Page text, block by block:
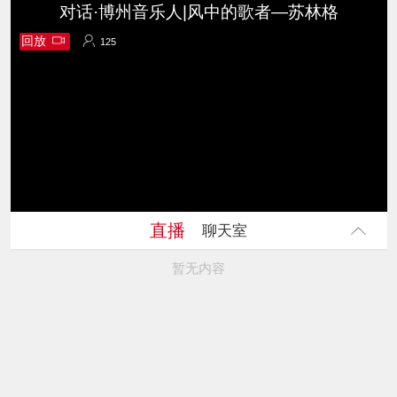
回放 125
对话·博州音乐人|风中的歌者—苏林格
直播 聊天室
暂无内容